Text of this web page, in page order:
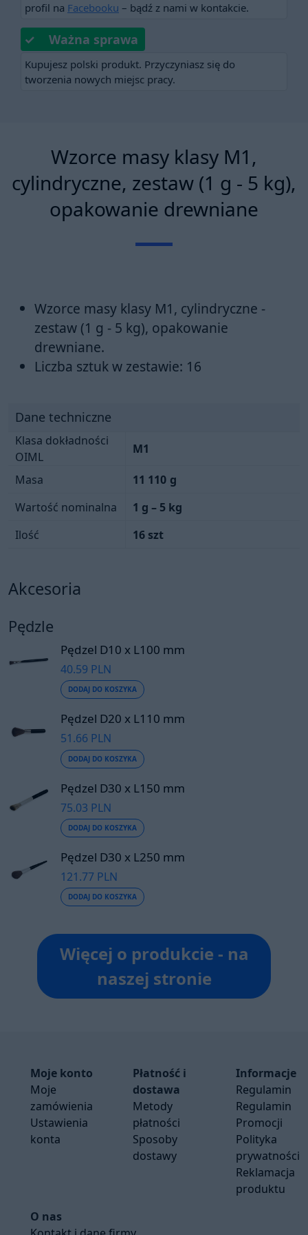
profil na Facebooku – bądź z nami w kontakcie.
✓ Ważna sprawa
Kupujesz polski produkt. Przyczyniasz się do
tworzenia nowych miejsc pracy.
Wzorce masy klasy M1,
cylindryczne, zestaw (1 g - 5 kg),
opakowanie drewniane
Wzorce masy klasy M1, cylindryczne -
zestaw (1 g - 5 kg), opakowanie
drewniane.
Liczba sztuk w zestawie: 16
Dane techniczne
Klasa dokładności
OIML
M1
Masa 11 110 g
Wartość nominalna
1 g – 5 kg
Ilość
16 szt
Akcesoria
Pędzle
Pędzel D10 x L100 mm
40.59 PLN
DODAJ DO KOSZYKA
Pędzel D20 x L110 mm
51.66 PLN
DODAJ DO KOSZYKA
Pędzel D30 x L150 mm
75.03 PLN
DODAJ DO KOSZYKA
Pędzel D30 x L250 mm
121.77 PLN
DODAJ DO KOSZYKA
Więcej o produkcie - na
naszej stronie
Moje konto
Moje
zamówienia
Ustawienia
konta
Płatność i
dostawa
Metody
płatności
Sposoby
dostawy
Informacje
Regulamin
Regulamin
Promocji
Polityka
prywatności
Reklamacja
produktu
O nas